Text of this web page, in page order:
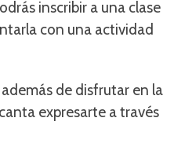
inscribir a una clase
con una actividad
de disfrutar en la
expresarte a través